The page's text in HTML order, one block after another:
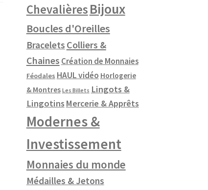
ChevalièresBijoux
Boucles d'Oreilles
Bracelets Colliers &
Chaines Création de Monnaies
Féodales HAUL vidéo Horlogerie
& Montres Les Billets Lingots &
Lingotins Mercerie & Apprêts
Modernes &
Investissement
Monnaies du monde
Médailles & Jetons